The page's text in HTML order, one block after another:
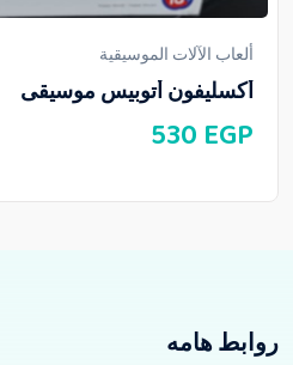
ألعاب الآلات الموسيقية
أكسليفون أتوبيس موسيقى
530 EGP
روابط هامه